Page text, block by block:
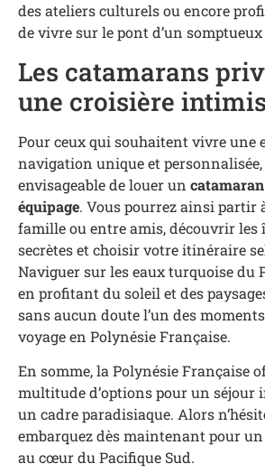
des ateliers culturels ou encore
de vivre sur le pont d’un
Les catamarans
une croisière
Pour ceux qui souhaitent vivre une
navigation unique et
envisageable de louer un
équipage. Vous pourrez ainsi partir
famille ou entre amis, découvrir les
secrètes et choisir votre itinéraire
Naviguer sur les eaux turquoise du
en profitant du soleil et des
sans aucun doute l’un des
voyage en Polynésie Française.
En somme, la Polynésie Française
multitude d’options pour un séjour
un cadre paradisiaque. Alors
embarquez dès maintenant pour
au cœur du Pacifique Sud.